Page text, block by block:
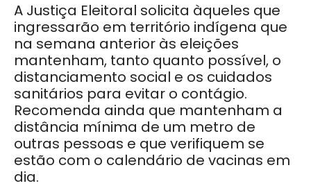
A Justiça Eleitoral solicita àqueles que
ingressarão em território indígena que
na semana anterior às eleições
mantenham, tanto quanto possível, o
distanciamento social e os cuidados
sanitários para evitar o contágio.
Recomenda ainda que mantenham a
distância mínima de um metro de
outras pessoas e que verifiquem se
estão com o calendário de vacinas em
dia.